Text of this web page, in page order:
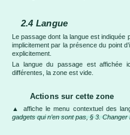
2.4 Langue
Le passage dont la langue est indiquée
implicitement par la présence du point
explicitement.
La langue du passage est affichée
différentes, la zone est vide.
Actions sur cette zone
▲ affiche le menu contextuel des
gadgets qui n’en sont pas, § 3. Changer